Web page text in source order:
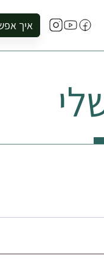
איך
להזמין
לתאם